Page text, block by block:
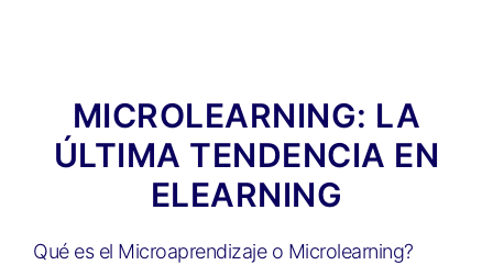
MICROLEARNING: LA
ÚLTIMA TENDENCIA EN
ELEARNING
Qué es el Microaprendizaje o Microlearning?